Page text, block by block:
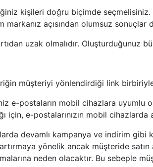
kişileri doğru biçimde
açısından olumsuz sonuçlar
uzak olmalıdır.
müşteriyi yönlendirdiği link
e-postaların mobil cihazlara uyumlu
için, e-postalarınızın mobil
devamlı kampanya ve indirim gibi
yönelik ancak müşteride
neden olacaktır. Bu sebeple